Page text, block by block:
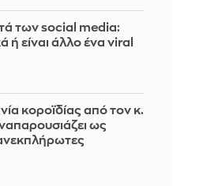
των social media:
ή είναι άλλο ένα viral
κοροϊδίας από τον κ.
ως
ανεκπλήρωτες